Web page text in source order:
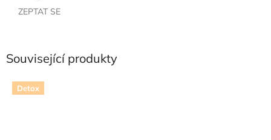
ZEPTAT SE
Související produkty
Detox